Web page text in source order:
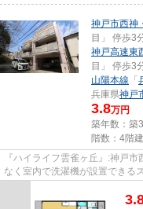
神戸市西神
目」 停歩3
神戸高速東
目」 停歩3
山陽本線 「
兵庫県神戸
3.8万円
築年数：築
階数：4階建
『ハイライフ雲雀ヶ丘』:神戸
なく室内で洗濯機が設置できる